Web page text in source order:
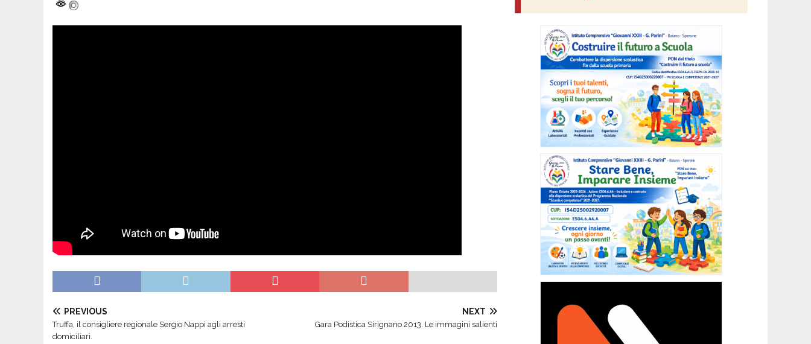
PREVIOUS
Truffa, il consigliere regionale Sergio Nappi agli arresti
domiciliari.
NEXT
Gara Podistica Sirignano 2013. Le immagini salienti